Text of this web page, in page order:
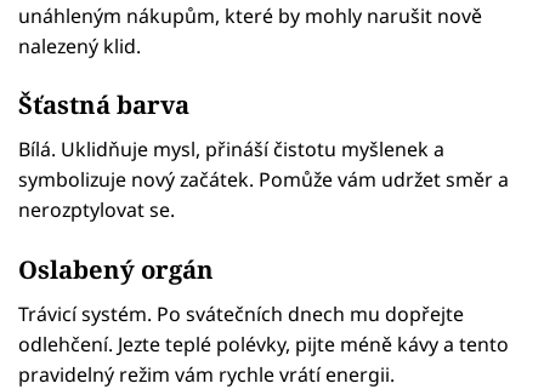
unáhleným nákupům, které by mohly narušit nově
nalezený klid.
Šťastná barva
Bílá. Uklidňuje mysl, přináší čistotu myšlenek a
symbolizuje nový začátek. Pomůže vám udržet směr a
nerozptylovat se.
Oslabený orgán
Trávicí systém. Po svátečních dnech mu dopřejte
odlehčení. Jezte teplé polévky, pijte méně kávy a tento
pravidelný režim vám rychle vrátí energii.